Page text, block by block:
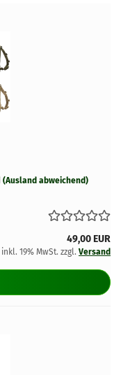
(Ausland abweichend)
49,00 EUR
inkl. 19% MwSt. zzgl. Versand